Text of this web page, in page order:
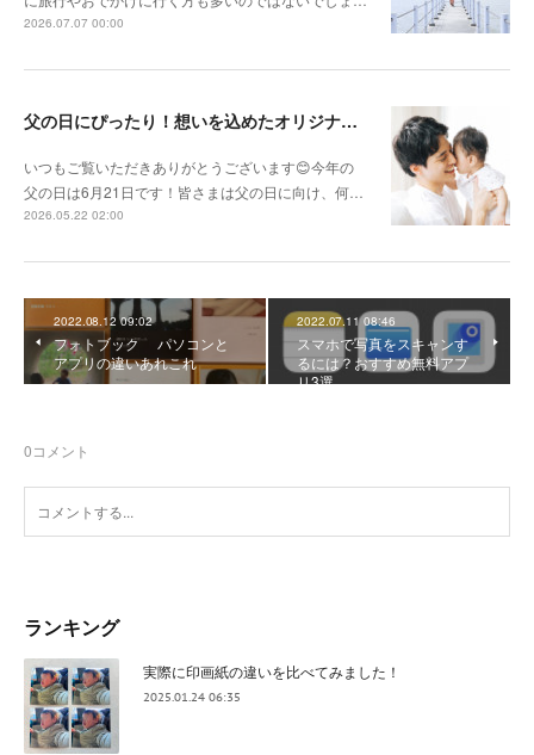
2026.07.07 00:00
父の日にぴったり！想いを込めたオリジナルギフトを贈ろう🎁
いつもご覧いただきありがとうございます😊今年の
父の日は6月21日です！皆さまは父の日に向け、何…
2026.05.22 02:00
2022.08.12 09:02
フォトブック パソコンと
アプリの違いあれこれ
2022.07.11 08:46
スマホで写真をスキャンす
るには？おすすめ無料アプ
リ3選
0コメント
ランキング
実際に印画紙の違いを比べてみました！
2025.01.24 06:35